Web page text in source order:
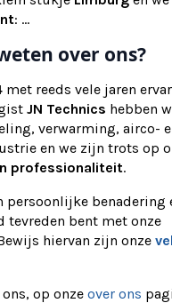
: ...
over ons?
met reeds vele jaren
JN Technics hebben
verwarming, airco-
en we zijn trots op
professionaliteit.
persoonlijke benadering
tevreden bent met onze
hiervan zijn onze
op onze over ons